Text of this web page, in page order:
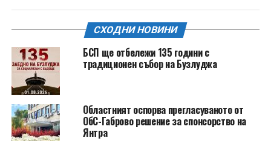
СХОДНИ НОВИНИ
БСП ще отбележи 135 години с
традиционен събор на Бузлуджа
Областният оспорва прегласуваното от
ОбС-Габрово решение за спонсорство на
Янтра